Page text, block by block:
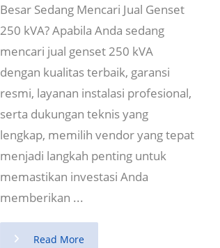
Besar Sedang Mencari Jual Genset
250 kVA? Apabila Anda sedang
mencari jual genset 250 kVA
dengan kualitas terbaik, garansi
resmi, layanan instalasi profesional,
serta dukungan teknis yang
lengkap, memilih vendor yang tepat
menjadi langkah penting untuk
memastikan investasi Anda
memberikan ...
Read More